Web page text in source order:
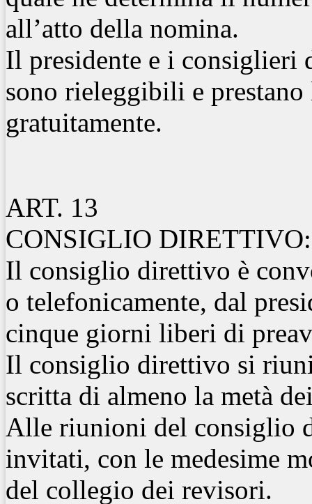
all’atto della nomina.
Il presidente e i consiglieri
sono rieleggibili e
gratuitamente.
ART. 13
CONSIGLIO
Il consiglio direttivo è
o telefonicamente, dal
cinque giorni liberi di
Il consiglio direttivo si
scritta di almeno la metà
Alle riunioni del consiglio
invitati, con le medesime
del collegio dei revisori.